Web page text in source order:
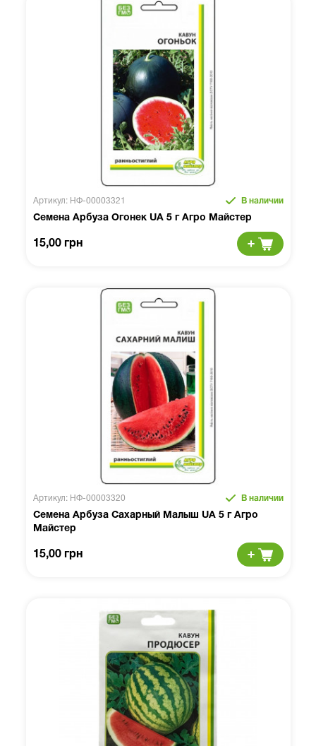
Артикул: НФ-00003321 В наличии
Семена Арбуза Огонек UA 5 г Агро Майстер
15,00 грн
Артикул: НФ-00003320 В наличии
Семена Арбуза Сахарный Малыш UA 5 г Агро
Майстер
15,00 грн